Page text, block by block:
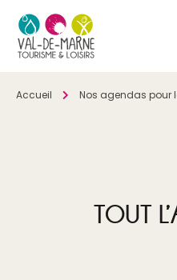
Accueil Nos agendas pour
TOUT